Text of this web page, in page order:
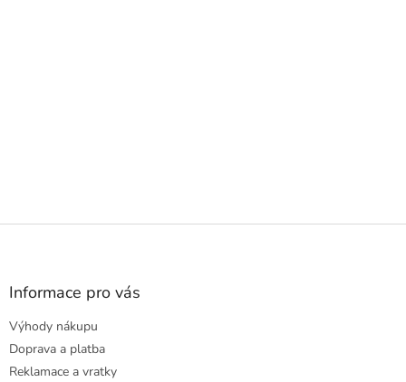
Z
Informace pro vás
Výhody nákupu
Doprava a platba
Reklamace a vratky